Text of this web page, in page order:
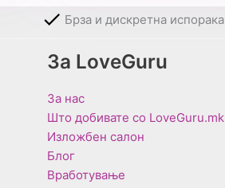
Брза и дискретна испорака
За LoveGuru
За нас
Што добивате со LoveGuru.mk
Изложбен салон
Блог
Вработување